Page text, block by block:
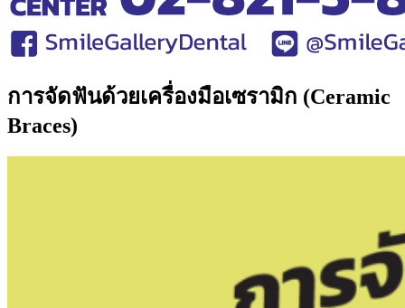
การจัดฟันด้วยเครื่องมือเซรามิก (Ceramic
Braces)